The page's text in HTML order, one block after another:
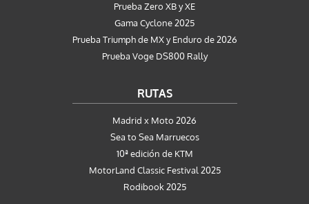
Prueba Zero XB y XE
Gama Cyclone 2025
Prueba Triumph de MX y Enduro de 2026
Prueba Voge DS800 Rally
RUTAS
Madrid x Moto 2026
Sea to Sea Marruecos
10ª edición de KTM
MotorLand Classic Festival 2025
Rodibook 2025